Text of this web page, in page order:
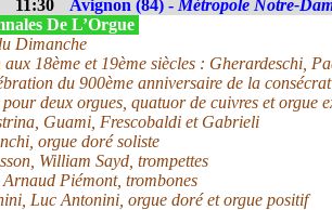
11:30 Avignon (84) - Métropole Notre-
De L’Orgue
Dimanche
aux 18ème et 19ème siècles : Gherardeschi,
du 900ème anniversaire de la
deux orgues, quatuor de cuivres et orgue
Guami, Frescobaldi et Gabrieli
orgue doré soliste
William Sayd, trompettes
Piémont, trombones
Luc Antonini, orgue doré et orgue positif